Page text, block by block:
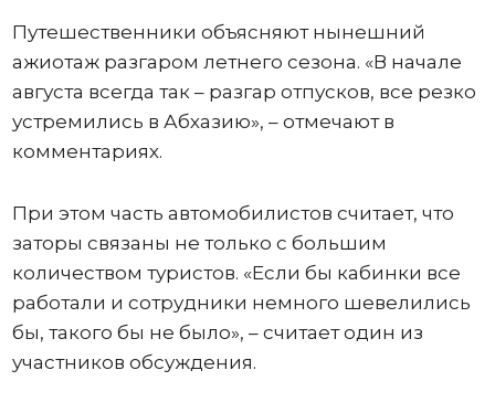
Путешественники объясняют нынешний
ажиотаж разгаром летнего сезона. «В начале
августа всегда так – разгар отпусков, все резко
устремились в Абхазию», – отмечают в
комментариях.
При этом часть автомобилистов считает, что
заторы связаны не только с большим
количеством туристов. «Если бы кабинки все
работали и сотрудники немного шевелились
бы, такого бы не было», – считает один из
участников обсуждения.